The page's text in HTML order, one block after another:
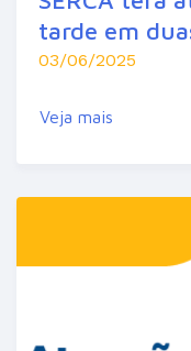
tarde em
03/06/2025
Veja mais